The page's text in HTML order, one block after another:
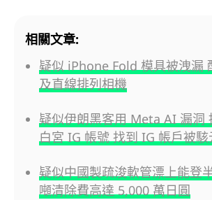
相關文章:
疑似 iPhone Fold 模具被洩漏
及直線排列相機
疑似伊朗黑客用 Meta AI 漏洞
白宮 IG 帳號 找到 IG 帳戶被駭
疑似中國製疏浚軟管漂上能登
噸清除費高達 5,000 萬日圓